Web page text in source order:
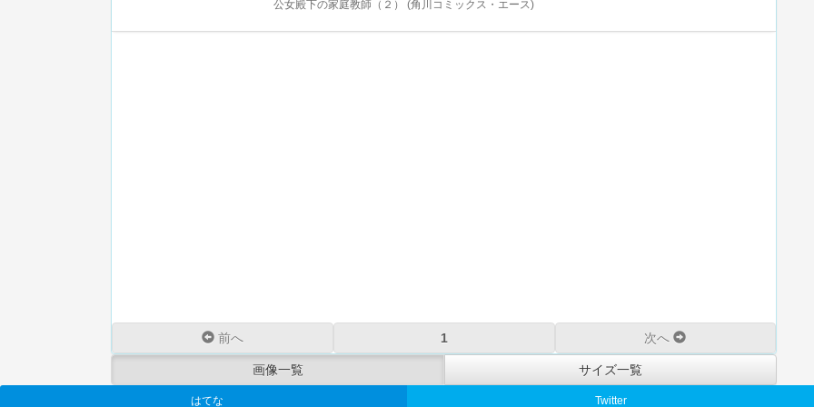
公女殿下の家庭教師（２） (角川コミックス・エース)
前へ 1 次へ
画像一覧 サイズ一覧
はてな Twitter